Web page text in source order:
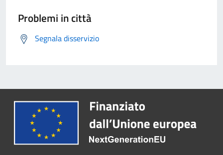
Problemi in città
Segnala disservizio